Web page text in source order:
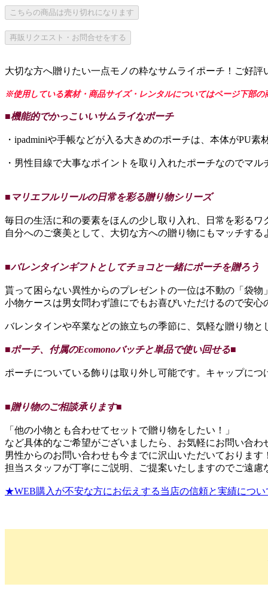
こちらの商品は売り切れになります
再販リクエスト・お問合せをする
大切な方へ贈りたい一点モノの粋なサムライポーチ！ご好評
※使用している素材・商品サイズ・レンタルについてはページ下部の
■機能的でかっこいいサムライなポーチ
・ipadminiや手帳などが入る大きめのポーチは、本体がPU
・男性目線で大事なポイントを取り入れたポーチなのでマ
■マリエフルリールの日常を彩る贈り物シリーズ
毎日の生活に和の要素をほんの少し取り入れ、日常を彩る
自分へのご褒美として、大切な方への贈り物にもマッチす
■バレンタインギフトとしてチョコと一緒にポーチを贈ろう
貰って困らない異性からのプレゼントの一位は不動の「袋物」
小物ケースは男女問わず誰にでもお喜びいただけるので安心
バレンタインや卒業などの旅立ちの季節に、気軽な贈り物と
■ポーチ、付属のEcomonoバッチと単品で使い回せる■
ポーチについている飾りは取り外し可能です。キャップに
■贈り物のご相談承ります■
「他の小物とも合わせてセットで贈り物をしたい！」
など具体的なご希望がございましたら、お気軽にお問い合わ
男性からのお問い合わせも今までに沢山いただいております！
担当スタッフが丁寧にご説明、ご提案いたしますのでご遠慮
★WEB購入が不安な方にお伝えする当店の信頼と実績につ